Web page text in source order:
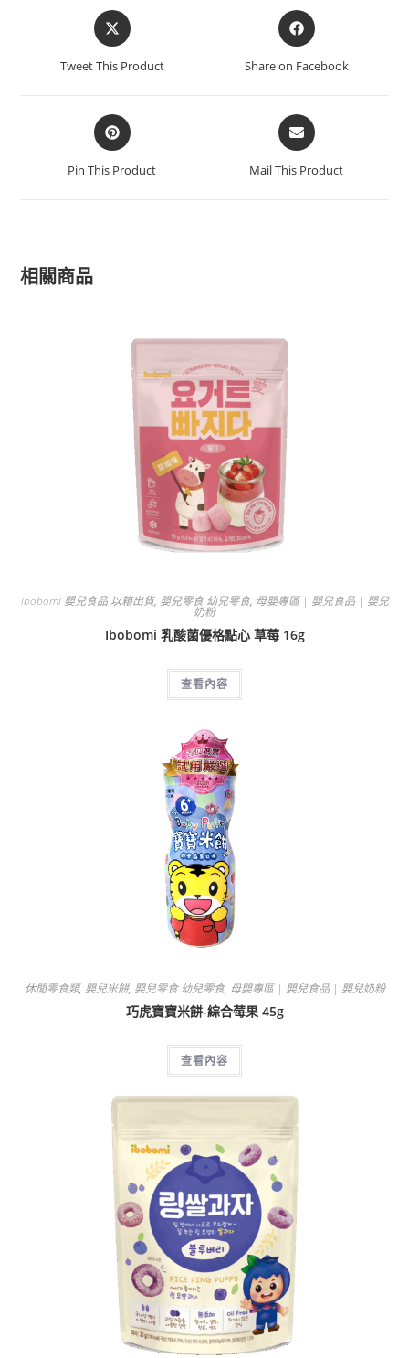
Tweet This Product Share on Facebook
Pin This Product Mail This Product
相關商品
ibobomi 嬰兒食品 以箱出貨, 嬰兒零食 幼兒零食, 母嬰專區 | 嬰兒食品 | 嬰兒
奶粉
Ibobomi 乳酸菌優格點心 草莓 16g
查看內容
休閒零食類, 嬰兒米餅, 嬰兒零食 幼兒零食, 母嬰專區 | 嬰兒食品 | 嬰兒奶粉
巧虎寶寶米餅-綜合莓果 45g
查看內容